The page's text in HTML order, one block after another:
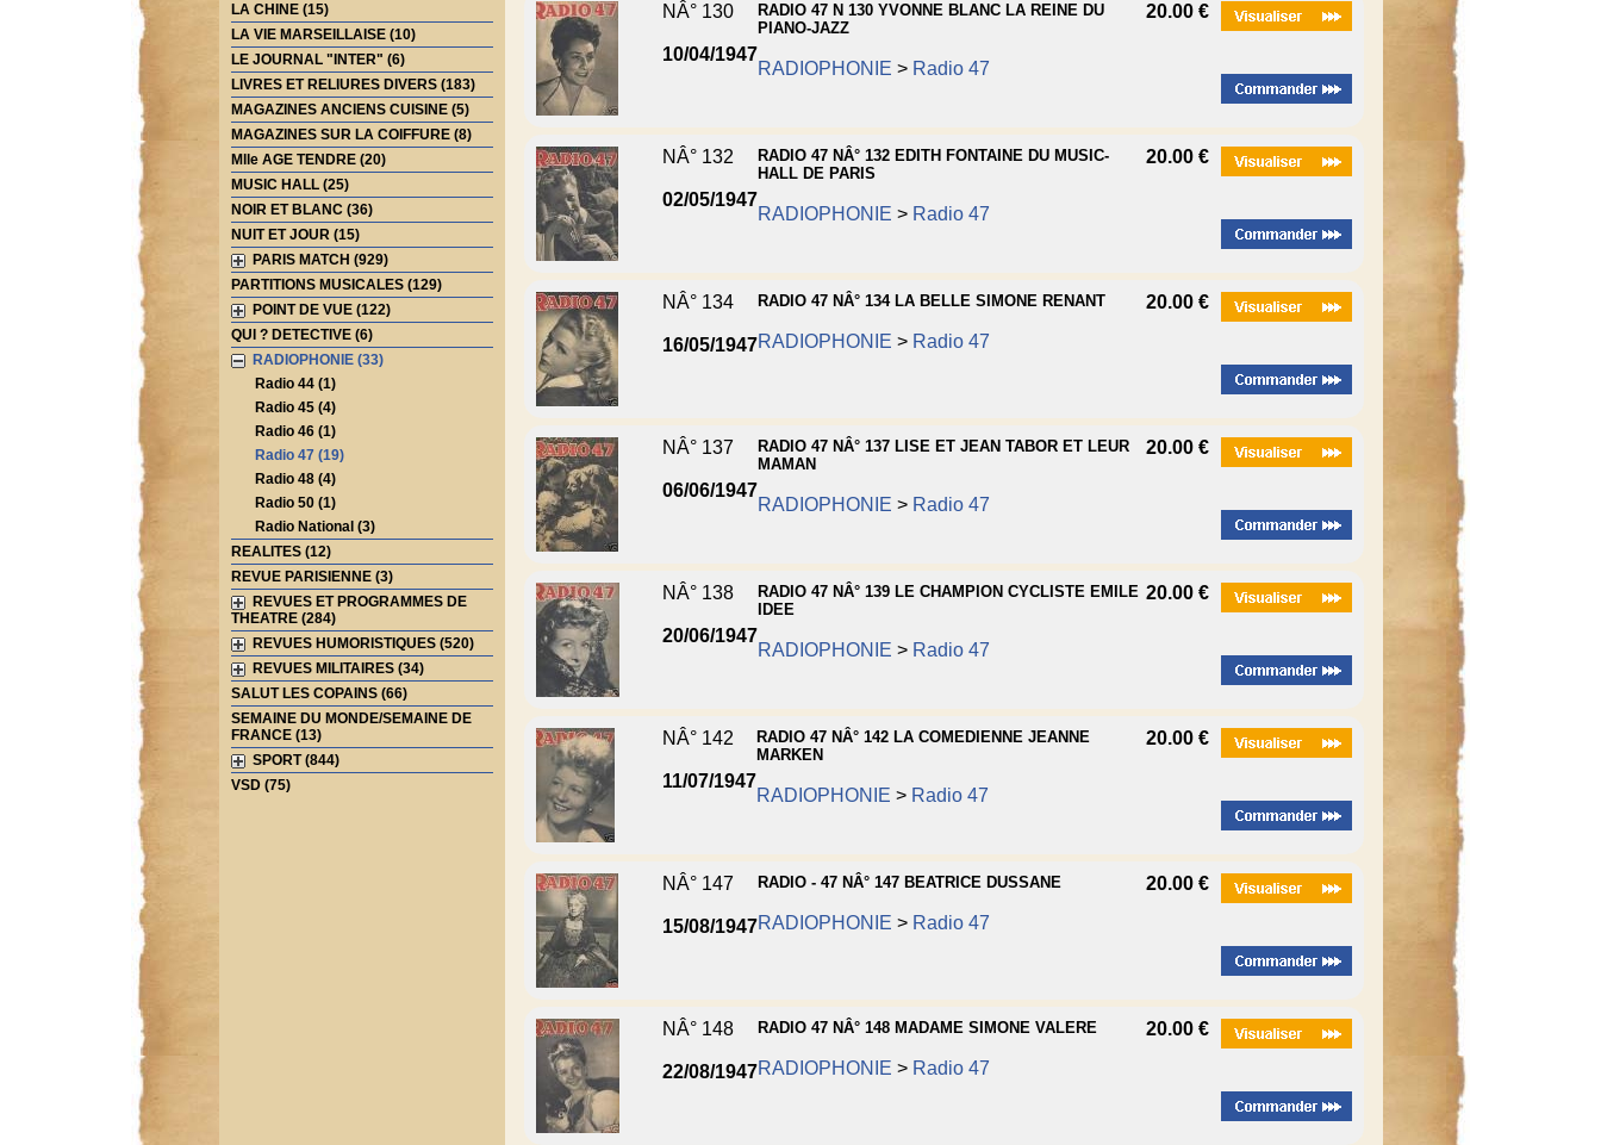
LA CHINE (15)
LA VIE MARSEILLAISE (10)
LE JOURNAL "INTER" (6)
LIVRES ET RELIURES DIVERS (183)
MAGAZINES ANCIENS CUISINE (5)
MAGAZINES SUR LA COIFFURE (8)
Mlle AGE TENDRE (20)
MUSIC HALL (25)
NOIR ET BLANC (36)
NUIT ET JOUR (15)
PARIS MATCH (929)
PARTITIONS MUSICALES (129)
POINT DE VUE (122)
QUI ? DETECTIVE (6)
RADIOPHONIE (33)
Radio 44 (1)
Radio 45 (4)
Radio 46 (1)
Radio 47 (19)
Radio 48 (4)
Radio 50 (1)
Radio National (3)
REALITES (12)
REVUE PARISIENNE (3)
REVUES ET PROGRAMMES DE
THEATRE (284)
REVUES HUMORISTIQUES (520)
REVUES MILITAIRES (34)
SALUT LES COPAINS (66)
SEMAINE DU MONDE/SEMAINE DE
FRANCE (13)
SPORT (844)
VSD (75)
NÂ° 130
10/04/1947
RADIO 47 N 130 YVONNE BLANC LA REINE DU
PIANO-JAZZ
RADIOPHONIE > Radio 47
20.00 €
NÂ° 132
02/05/1947
RADIO 47 NÂ° 132 EDITH FONTAINE DU MUSIC-
HALL DE PARIS
RADIOPHONIE > Radio 47
20.00 €
NÂ° 134
16/05/1947
RADIO 47 NÂ° 134 LA BELLE SIMONE RENANT
RADIOPHONIE > Radio 47
20.00 €
NÂ° 137
06/06/1947
RADIO 47 NÂ° 137 LISE ET JEAN TABOR ET LEUR
MAMAN
RADIOPHONIE > Radio 47
20.00 €
NÂ° 138
20/06/1947
RADIO 47 NÂ° 139 LE CHAMPION CYCLISTE EMILE
IDEE
RADIOPHONIE > Radio 47
20.00 €
NÂ° 142
11/07/1947
RADIO 47 NÂ° 142 LA COMEDIENNE JEANNE
MARKEN
RADIOPHONIE > Radio 47
20.00 €
NÂ° 147
15/08/1947
RADIO - 47 NÂ° 147 BEATRICE DUSSANE
RADIOPHONIE > Radio 47
20.00 €
NÂ° 148
22/08/1947
RADIO 47 NÂ° 148 MADAME SIMONE VALERE
RADIOPHONIE > Radio 47
20.00 €